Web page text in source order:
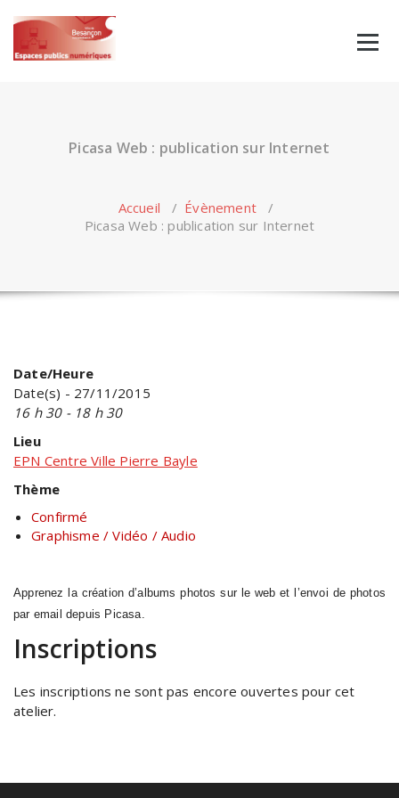
content
Picasa Web : publication sur Internet
Accueil / Évènement /
Picasa Web : publication sur Internet
Date/Heure
Date(s) - 27/11/2015
16 h 30 - 18 h 30
Lieu
EPN Centre Ville Pierre Bayle
Thème
Confirmé
Graphisme / Vidéo / Audio
Apprenez la création d’albums photos sur le web et l’envoi de photos
par email depuis Picasa.
Inscriptions
Les inscriptions ne sont pas encore ouvertes pour cet
atelier.